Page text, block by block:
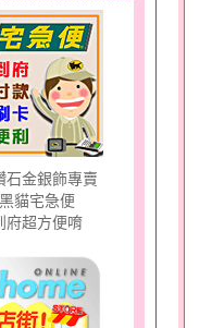
～男黃金戒指
石金銀飾專賣
貓宅急便
府超方便唷